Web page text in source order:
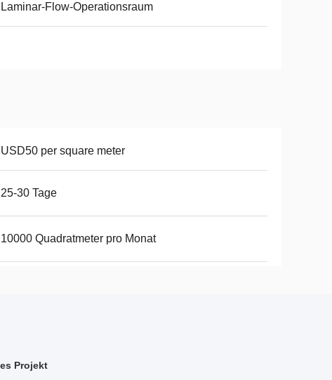
Laminar-Flow-Operationsraum
USD50 per square meter
25-30 Tage
10000 Quadratmeter pro Monat
Projekt